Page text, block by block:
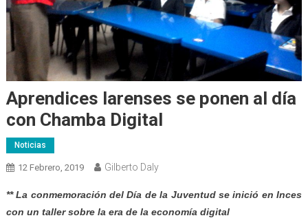
Aprendices larenses se ponen al día
con Chamba Digital
Noticias
12 Febrero, 2019 Gilberto Daly
** La conmemoración del Día de la Juventud se inició en Inces
con un taller sobre la era de la economía digital